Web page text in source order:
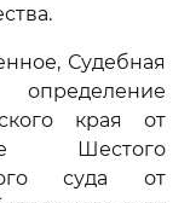
Судебная
края от
Шестого
суда от